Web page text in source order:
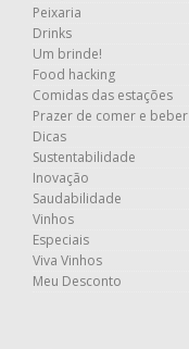
Peixaria
Drinks
Um brinde!
Food hacking
Comidas das estações
Prazer de comer e beber
Dicas
Sustentabilidade
Inovação
Saudabilidade
Vinhos
Especiais
Viva Vinhos
Meu Desconto